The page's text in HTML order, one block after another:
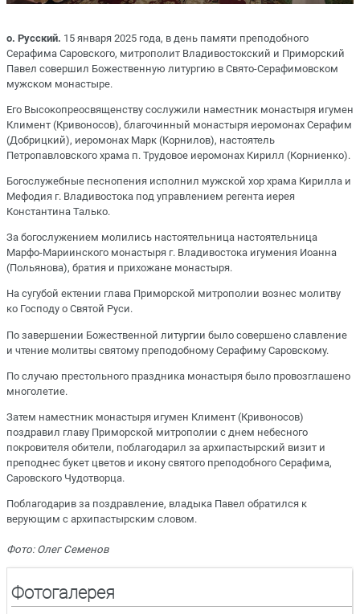
о. Русский. 15 января 2025 года, в день памяти преподобного
Серафима Саровского, митрополит Владивостокский и Приморский
Павел совершил Божественную литургию в Свято-Серафимовском
мужском монастыре.
Его Высокопреосвященству сослужили наместник монастыря игумен
Климент (Кривоносов), благочинный монастыря иеромонах Серафим
(Добрицкий), иеромонах Марк (Корнилов), настоятель
Петропавловского храма п. Трудовое иеромонах Кирилл (Корниенко).
Богослужебные песнопения исполнил мужской хор храма Кирилла и
Мефодия г. Владивостока под управлением регента иерея
Константина Талько.
За богослужением молились настоятельница настоятельница
Марфо-Мариинского монастыря г. Владивостока игумения Иоанна
(Польянова), братия и прихожане монастыря.
На сугубой ектении глава Приморской митрополии вознес молитву
ко Господу о Святой Руси.
По завершении Божественной литургии было совершено славление
и чтение молитвы святому преподобному Серафиму Саровскому.
По случаю престольного праздника монастыря было провозглашено
многолетие.
Затем наместник монастыря игумен Климент (Кривоносов)
поздравил главу Приморской митрополии с днем небесного
покровителя обители, поблагодарил за архипастырский визит и
преподнес букет цветов и икону святого преподобного Серафима,
Саровского Чудотворца.
Поблагодарив за поздравление, владыка Павел обратился к
верующим с архипастырским словом.
Фото: Олег Семенов
Фотогалерея